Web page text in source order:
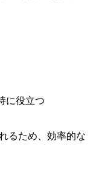
に役立つ
るため、効率的な